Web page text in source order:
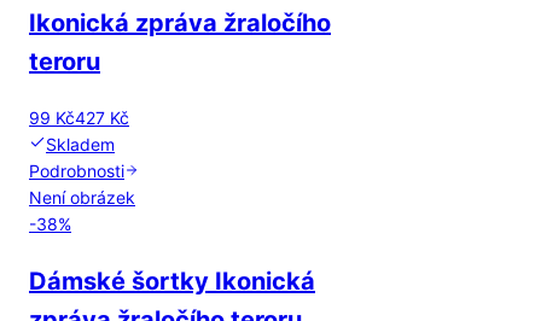
Ikonická zpráva žraločího
teroru
99 Kč427 Kč
Skladem
Podrobnosti
Není obrázek
-38%
Dámské šortky Ikonická